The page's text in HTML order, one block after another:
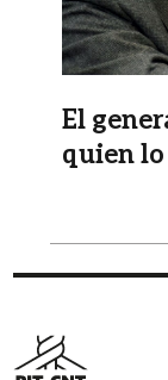
El
quien